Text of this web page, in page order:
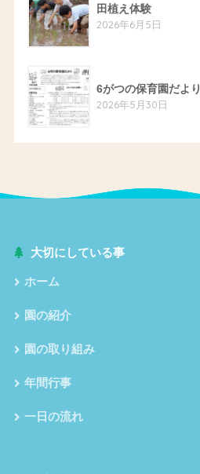
田植え体験
2026年6月5日
6がつの保育園だより
2026年5月30日
大切にしている事
ホーム
園の紹介
園の取り組み
年間行事
一日の流れ